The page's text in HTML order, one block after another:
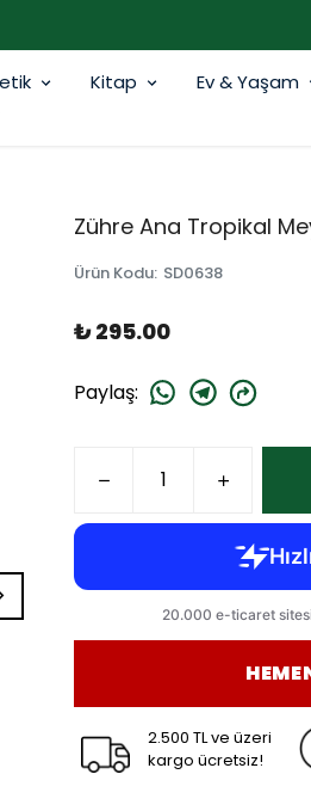
Kitap
Ev & Yaşam
Zühre Ana Tropikal
Ürün Kodu: SD0638
₺ 295.00
Paylaş:
2.500 TL ve üzeri
kargo ücretsiz!